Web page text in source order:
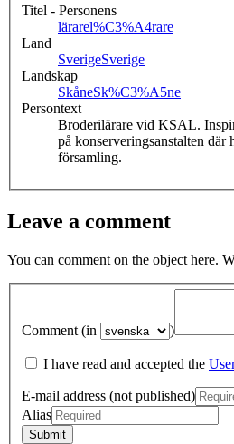
Titel - Personens
lärarel%C3%A4rare
Land
SverigeSverige
Landskap
SkåneSk%C3%A5ne
Persontext
Broderilärare vid KSAL.
på konserveringsanstalten
församling.
Leave a comment
You can comment on the object here.
Comment (in )
I have read and accepted the
E-mail address (not published)
Alias